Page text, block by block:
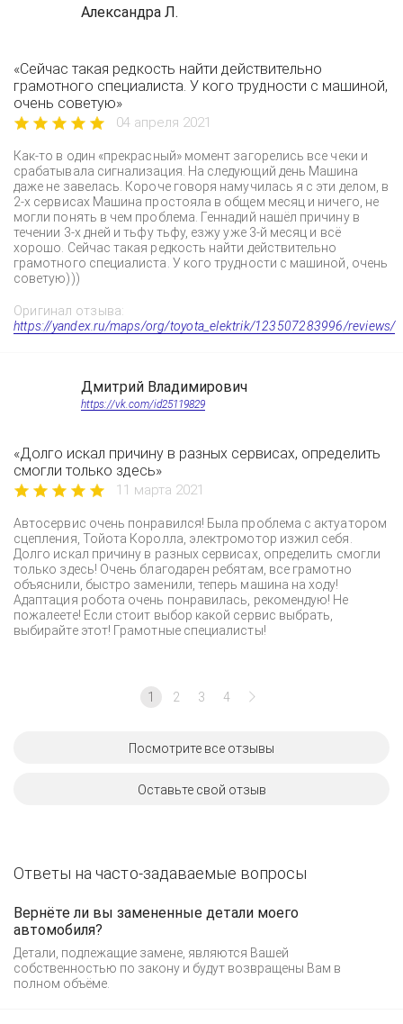
Александра Л.
«Сейчас такая редкость найти действительно
грамотного специалиста. У кого трудности с машиной,
очень советую»
04 апреля 2021
Как-то в один «прекрасный» момент загорелись все чеки и
срабатывала сигнализация. На следующий день Машина
даже не завелась. Короче говоря намучилась я с эти делом, в
2-х сервисах Машина простояла в общем месяц и ничего, не
могли понять в чем проблема. Геннадий нашёл причину в
течении 3-х дней и тьфу тьфу, езжу уже 3-й месяц и всё
хорошо. Сейчас такая редкость найти действительно
грамотного специалиста. У кого трудности с машиной, очень
советую)))
Оригинал отзыва:
https://yandex.ru/maps/org/toyota_elektrik/123507283996/reviews/
Дмитрий Владимирович
https://vk.com/id25119829
«Долго искал причину в разных сервисах, определить
смогли только здесь»
11 марта 2021
Автосервис очень понравился! Была проблема с актуатором
сцепления, Тойота Королла, электромотор изжил себя.
Долго искал причину в разных сервисах, определить смогли
только здесь! Очень благодарен ребятам, все грамотно
объяснили, быстро заменили, теперь машина на ходу!
Адаптация робота очень понравилась, рекомендую! Не
пожалеете! Если стоит выбор какой сервис выбрать,
выбирайте этот! Грамотные специалисты!
1 2 3 4
Посмотрите все отзывы
Оставьте свой отзыв
Ответы на часто-задаваемые вопросы
Вернёте ли вы замененные детали моего
автомобиля?
Детали, подлежащие замене, являются Вашей
собственностью по закону и будут возвращены Вам в
полном объёме.